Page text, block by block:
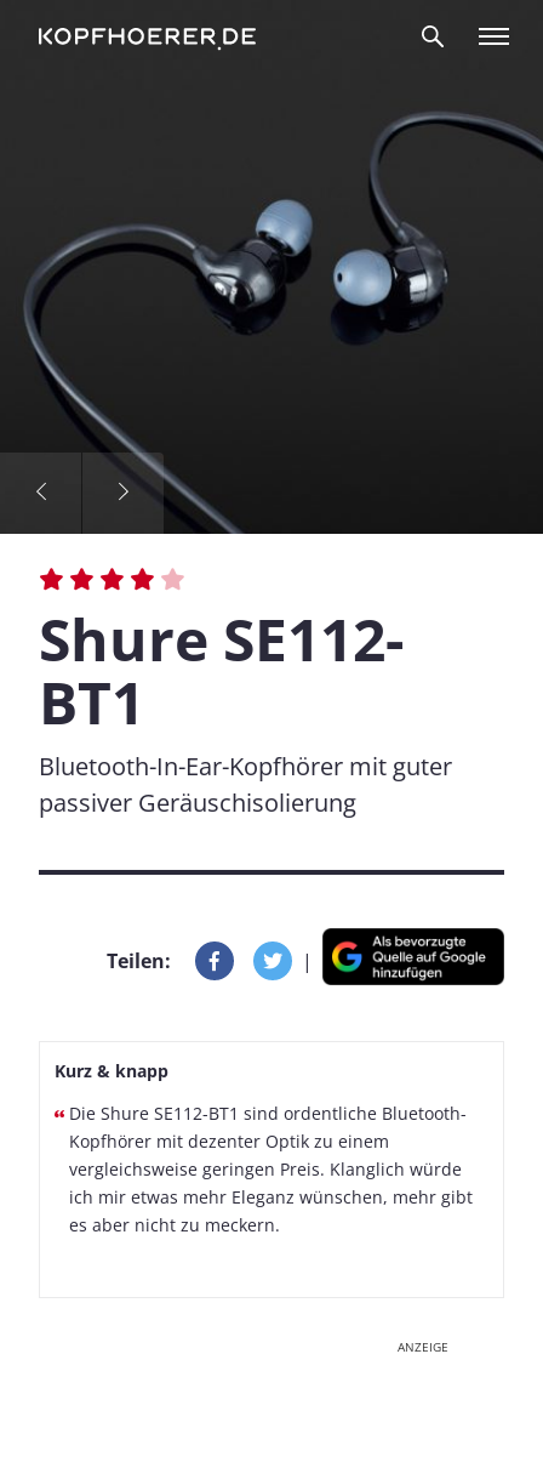
Shure SE112-
BT1
Bluetooth-In-Ear-Kopfhörer mit guter
passiver Geräuschisolierung
Teilen: |
Kurz & knapp
Die Shure SE112-BT1 sind ordentliche Bluetooth-
Kopfhörer mit dezenter Optik zu einem
vergleichsweise geringen Preis. Klanglich würde
ich mir etwas mehr Eleganz wünschen, mehr gibt
es aber nicht zu meckern.
ANZEIGE